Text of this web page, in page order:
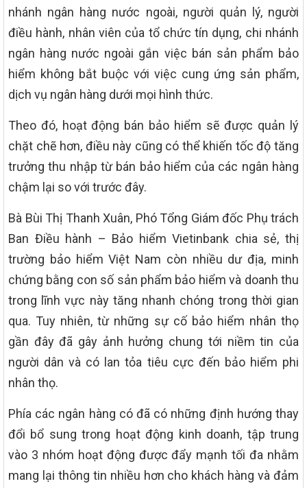
nhánh ngân hàng nước ngoài, người quản lý, người
điều hành, nhân viên của tổ chức tín dụng, chi nhánh
ngân hàng nước ngoài gắn việc bán sản phẩm bảo
hiểm không bắt buộc với việc cung ứng sản phẩm,
dịch vụ ngân hàng dưới mọi hình thức.
Theo đó, hoạt động bán bảo hiểm sẽ được quản lý
chặt chẽ hơn, điều này cũng có thể khiến tốc độ tăng
trưởng thu nhập từ bán bảo hiểm của các ngân hàng
chậm lại so với trước đây.
Bà Bùi Thị Thanh Xuân, Phó Tổng Giám đốc Phụ trách
Ban Điều hành – Bảo hiểm Vietinbank chia sẻ, thị
trường bảo hiểm Việt Nam còn nhiều dư địa, minh
chứng bằng con số sản phẩm bảo hiểm và doanh thu
trong lĩnh vực này tăng nhanh chóng trong thời gian
qua. Tuy nhiên, từ những sự cố bảo hiểm nhân thọ
gần đây đã gây ảnh hưởng chung tới niềm tin của
người dân và có lan tỏa tiêu cực đến bảo hiểm phi
nhân thọ.
Phía các ngân hàng có đã có những định hướng thay
đổi bổ sung trong hoạt động kinh doanh, tập trung
vào 3 nhóm hoạt động được đẩy mạnh tối đa nhằm
mang lại thông tin nhiều hơn cho khách hàng và đảm